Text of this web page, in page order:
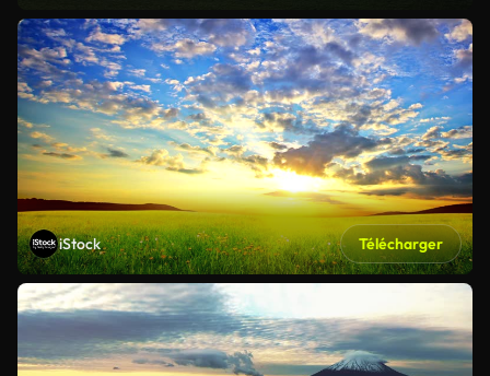
iStock Télécharger